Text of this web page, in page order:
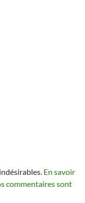
En savoir
commentaires sont